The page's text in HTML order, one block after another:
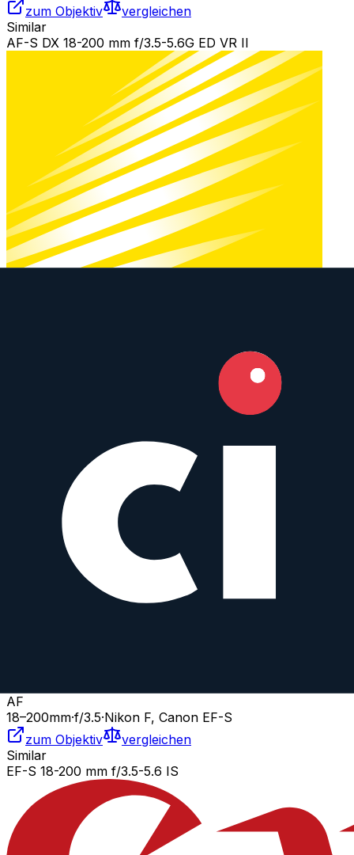
zum Objektiv
vergleichen
Similar
AF-S DX 18-200 mm f/3.5-5.6G ED VR II
Nikon F
zum Objektiv
18-200 mm f/3.5-6.3 DC
Sigma
f/
Nikon F, Canon EF-S, Sigma
zum Objektiv
vergleichen
AF
18–200mm·f/3.5·Nikon F, Canon EF-S
zum Objektiv
vergleichen
Similar
EF-S 18-200 mm f/3.5-5.6 IS